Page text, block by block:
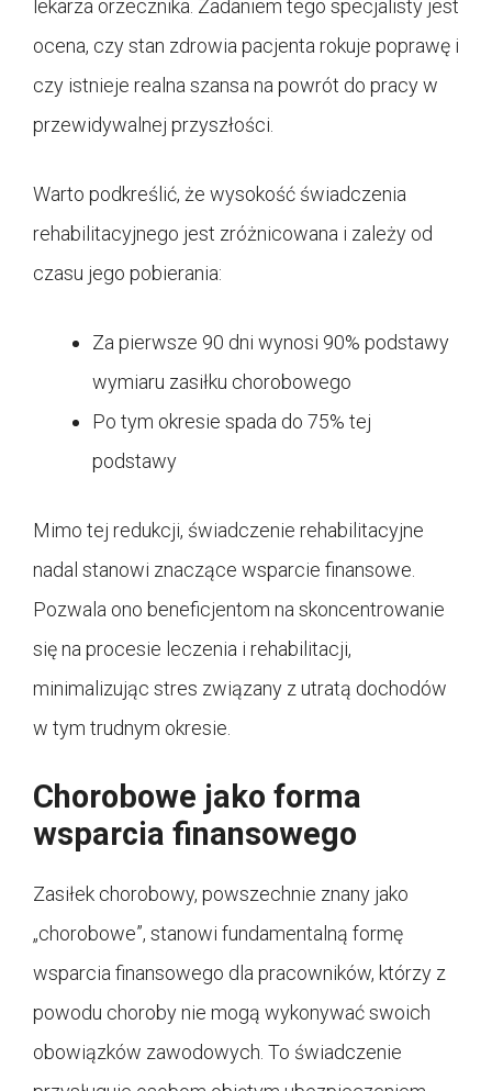
lekarza orzecznika. Zadaniem tego specjalisty jest
ocena, czy stan zdrowia pacjenta rokuje poprawę i
czy istnieje realna szansa na powrót do pracy w
przewidywalnej przyszłości.
Warto podkreślić, że wysokość świadczenia
rehabilitacyjnego jest zróżnicowana i zależy od
czasu jego pobierania:
Za pierwsze 90 dni wynosi 90% podstawy
wymiaru zasiłku chorobowego
Po tym okresie spada do 75% tej
podstawy
Mimo tej redukcji, świadczenie rehabilitacyjne
nadal stanowi znaczące wsparcie finansowe.
Pozwala ono beneficjentom na skoncentrowanie
się na procesie leczenia i rehabilitacji,
minimalizując stres związany z utratą dochodów
w tym trudnym okresie.
Chorobowe jako forma
wsparcia finansowego
Zasiłek chorobowy, powszechnie znany jako
„chorobowe”, stanowi fundamentalną formę
wsparcia finansowego dla pracowników, którzy z
powodu choroby nie mogą wykonywać swoich
obowiązków zawodowych. To świadczenie